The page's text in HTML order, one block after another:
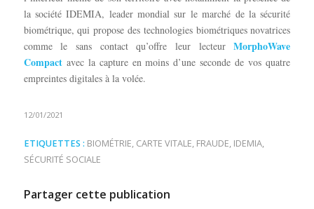
la société IDEMIA, leader mondial sur le marché de la sécurité
biométrique, qui propose des technologies biométriques novatrices
comme le sans contact qu’offre leur lecteurMorphoWave
Compactavec la capture en moins d’une seconde de vos quatre
empreintes digitales à la volée.
12/01/2021
ETIQUETTES : BIOMÉTRIE, CARTE VITALE, FRAUDE, IDEMIA,
SÉCURITÉ SOCIALE
Partager cette publication